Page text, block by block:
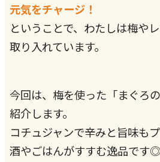
元気をチャージ！
ということで、わたしは梅や
取り入れています。
今回は、梅を使った「まぐろ
紹介します。
コチュジャンで辛みと旨味も
酒やごはんがすすむ逸品です◎